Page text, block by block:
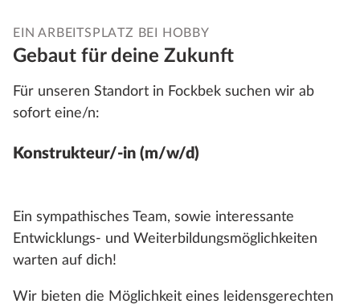
EIN ARBEITSPLATZ BEI HOBBY
Gebaut für deine Zukunft
Für unseren Standort in Fockbek suchen wir ab
sofort eine/n:
Konstrukteur/-in (m/w/d)
Ein sympathisches Team, sowie interessante
Entwicklungs- und Weiterbildungsmöglichkeiten
warten auf dich!
Wir bieten die Möglichkeit eines leidensgerechten